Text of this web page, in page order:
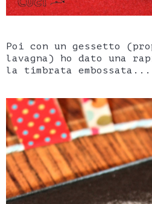
Poi con un gessetto
lavagna) ho dato una
la timbrata embossata...